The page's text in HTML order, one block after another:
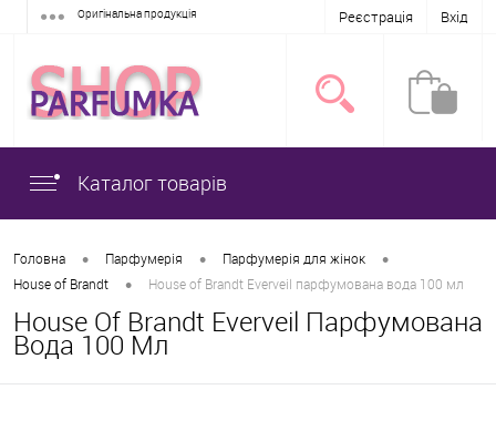
Оригінальна продукція Реєстрація Вхід
Каталог товарів
Головна • Парфумерія • Парфумерія для жінок •
House of Brandt • House of Brandt Everveil парфумована вода 100 мл
House Of Brandt Everveil Парфумована
Вода 100 Мл